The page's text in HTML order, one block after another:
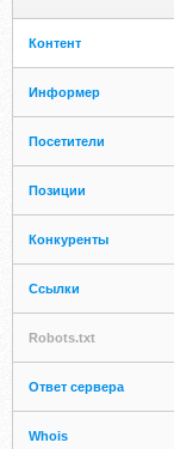
Контент
Информер
Посетители
Позиции
Конкуренты
Ссылки
Robots.txt
Ответ сервера
Whois